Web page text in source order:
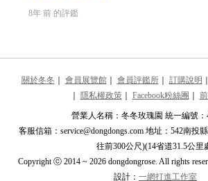
8年 前 的評鑑
關於冬冬 會員展覽館｜ 會員評鑑所｜ 訂購說明
隱私權政策｜ Facebook粉絲團
營業人名稱：冬冬玫瑰園 統一編號：
客服信箱：service@dongdongs.com 地址：542南投
往前300公尺)(14省道31.5公里
Copyright ⓒ 2014 ~ 2026 dongdongrose. All rights
設計： 一網打進工作室